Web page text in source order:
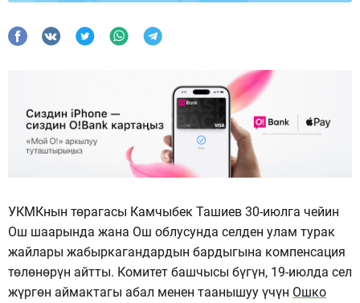
УКМКнын төрагасы Камчыбек Ташиев 30-июлга чейин
Ош шаарында жана Ош облусунда селден улам турак
жайлары жабыркагандардын бардыгына компенсация
төлөнөрүн айтты. Комитет башчысы бүгүн, 19-июлда сел
жүргөн аймактагы абал менен таанышуу үчүн Ошко